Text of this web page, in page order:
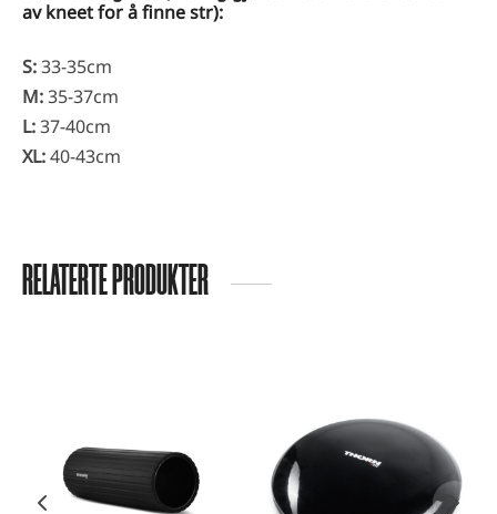
av kneet for å finne str):
S:33-35cm
M:35-37cm
L:37-40cm
XL:40-43cm
RELATERTE PRODUKTER